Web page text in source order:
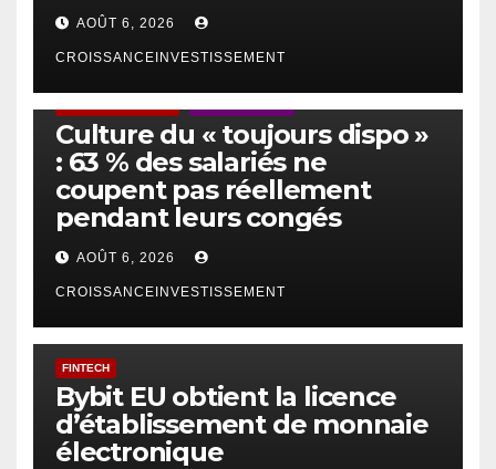
AOÛT 6, 2026
CROISSANCEINVESTISSEMENT
Culture du « toujours dispo »
: 63 % des salariés ne
coupent pas réellement
pendant leurs congés
AOÛT 6, 2026
CROISSANCEINVESTISSEMENT
FINTECH
Bybit EU obtient la licence
d’établissement de monnaie
électronique